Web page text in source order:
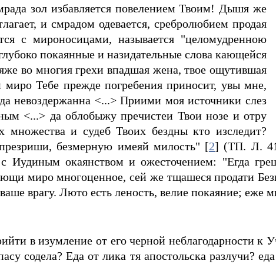
зол избавляется повелением Твоим! Дышя же
и смрадом одевается, сребролюбием продая
с мироносицами, называется "целомудренною
покаянные и назидательные слова кающейся
во многия грехи впадшая жена, твое ощутившая
Тебе прежде погребения приносит, увы мне,
невоздержанна <...> Приими моя источники слез
<...> да облобыжу пречистеи Твои нозе и отру
и судеб Твоих бездны кто изследит?
безмерную имеяй милость" [2] (ТП. Л.
с Иудиным окаянством и ожесточением: "Егда
миро многоценное, сей же тщашеся продати
врагу. Люто есть леность, велие покаяние; еже
в изумление от его черной неблагодарности к
содела? Еда от лика тя апостольска разлучи?